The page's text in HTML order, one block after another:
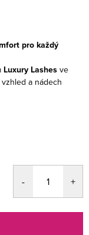
pro každý
Luxury Lashes ve
a nádech